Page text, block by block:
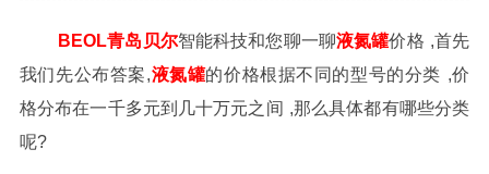
BEOL青岛贝尔智能科技和您聊一聊液氮罐价格 ,首先
我们先公布答案,液氮罐的价格根据不同的型号的分类 ,价
格分布在一千多元到几十万元之间 ,那么具体都有哪些分类
呢?